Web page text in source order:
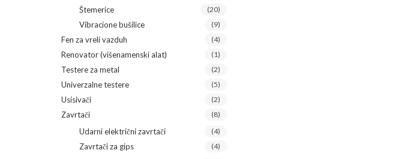
Štemerice (20)
Vibracione bušilice (9)
Fen za vreli vazduh (4)
Renovator (višenamenski alat) (1)
Testere za metal (2)
Univerzalne testere (5)
Usisivači (2)
Zavrtači (8)
Udarni električni zavrtači (4)
Zavrtači za gips (4)